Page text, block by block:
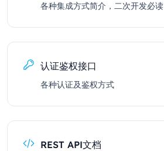
各种集成方式简介，二次开发必读
认证鉴权接口
各种认证及鉴权方式
REST API文档